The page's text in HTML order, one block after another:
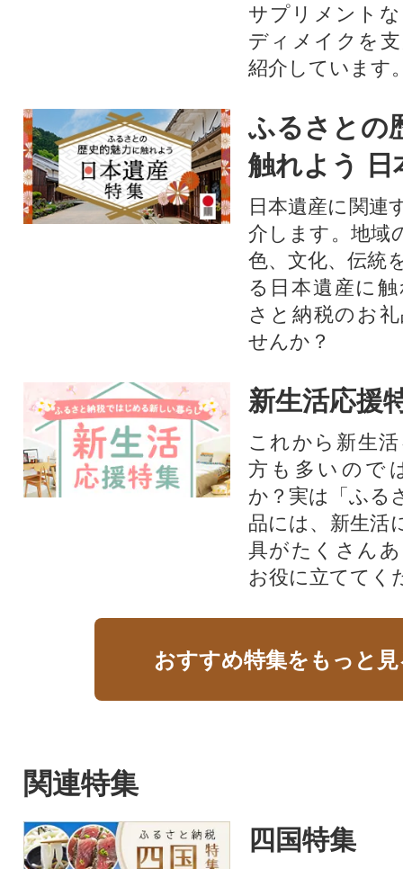
サプリメント
ディメイクを
紹介しています
ふるさとの
触れよう 日
日本遺産に関連
介します。地域
色、文化、伝統
る日本遺産に
さと納税のお
せんか？​​​
新生活応援
これから新生
方も多いので
か？実は「ふる
品には、新生活
具がたくさん
お役に立ててく
おすすめ特集をもっと
関連特集
四国特集